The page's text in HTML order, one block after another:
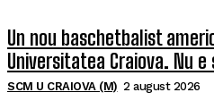
Un nou baschetbalist
Universitatea Craiova. Nu e
SCM U CRAIOVA (M) 2 august 2026